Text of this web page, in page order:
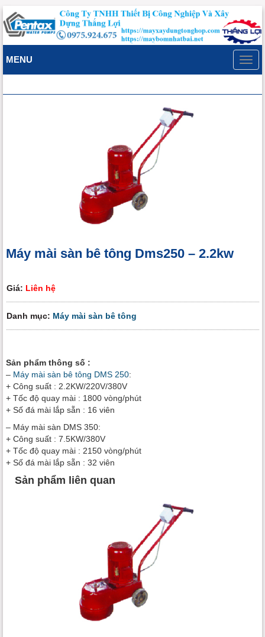
MENU
Máy mài sàn bê tông Dms250 – 2.2kw
Giá: Liên hệ
Danh mục: Máy mài sàn bê tông
Sản phẩm thông số :
– Máy mài sàn bê tông DMS 250:
+ Công suất : 2.2KW/220V/380V
+ Tốc độ quay mài : 1800 vòng/phút
+ Số đá mài lắp sẵn : 16 viên
– Máy mài sàn DMS 350:
+ Công suất : 7.5KW/380V
+ Tốc độ quay mài : 2150 vòng/phút
+ Số đá mài lắp sẵn : 32 viên
Sản phẩm liên quan